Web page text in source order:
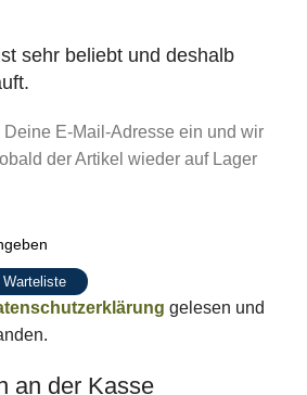
sehr beliebt und deshalb
Deine E-Mail-Adresse ein und wir
der Artikel wieder auf Lager
gelesen und
an der Kasse